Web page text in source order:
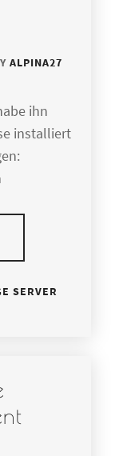
ALPINA27
ihn
installiert
SERVER